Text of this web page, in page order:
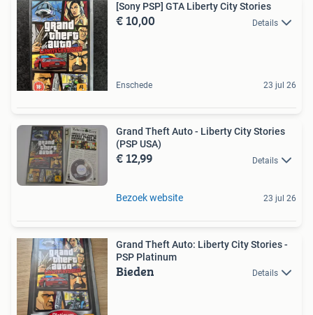
[Sony PSP] GTA Liberty City Stories
€ 10,00 Details
Enschede 23 jul 26
Grand Theft Auto - Liberty City Stories
(PSP USA)
€ 12,99 Details
Bezoek website 23 jul 26
Grand Theft Auto: Liberty City Stories -
PSP Platinum
Bieden Details